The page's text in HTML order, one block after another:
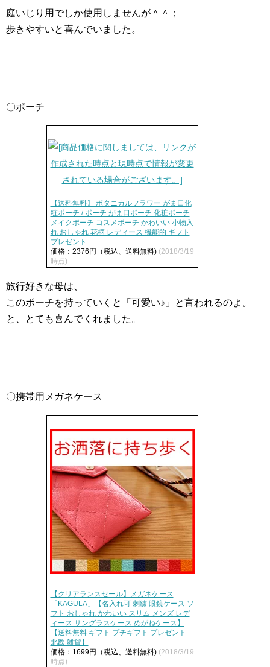
庭いじり用でしか使用しませんが＾＾；
歩きやすいと喜んでいました。
〇ポーチ
【送料無料】 ボタニカルフラワー がま口化
粧ポーチ / ポーチ がま口ポーチ 化粧ポーチ
メイクポーチ コスメポーチ かわいい 小物入
れ おしゃれ 花柄 レディース 機能的 ギフト
プレゼント
価格：2376円（税込、送料無料) (2018/3/19
時点)
旅行好きな母は、
このポーチを持っていくと「可愛い♪」と言われるのよ。
と、とても喜んでくれました。
〇携帯用メガネケース
【クリアランスセール】メガネケース
「KAGULA」【名入れ可 刺繍 眼鏡ケース ソ
フト おしゃれ かわいい スリム メンズ レデ
ィース サングラスケース めがねケース】
【送料無料 ギフト プチギフト プレゼント
北欧 雑貨】
価格：1699円（税込、送料無料) (2018/3/19
時点)